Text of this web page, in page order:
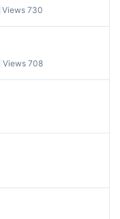
Views 730
Views 708